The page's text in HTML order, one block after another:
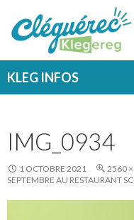
KLEG INFOS
IMG_0934
1 OCTOBRE 2021 2560
SEPTEMBRE AU RESTAURANT